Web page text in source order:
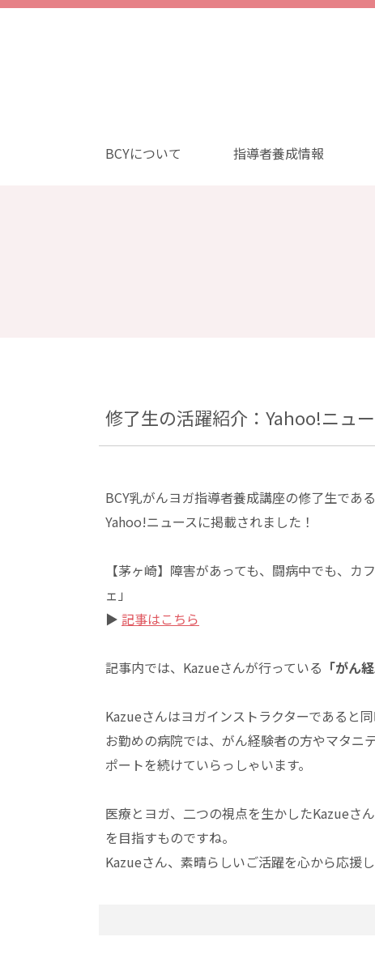
BCYについて 指導者養成情報
修了生の活躍紹介：Yahoo!ニュ
BCY乳がんヨガ指導者養成講座の修了生である
Yahoo!ニュースに掲載されました！
【茅ヶ崎】障害があっても、闘病中でも、
ェ」
▶ 記事はこちら
記事内では、Kazueさんが行っている 「がん
Kazueさんはヨガインストラクターであると
お勤めの病院では、がん経験者の方やマタニ
ポートを続けていらっしゃいます。
医療とヨガ、二つの視点を生かしたKazueさ
を目指すものですね。
Kazueさん、素晴らしいご活躍を心から応援し